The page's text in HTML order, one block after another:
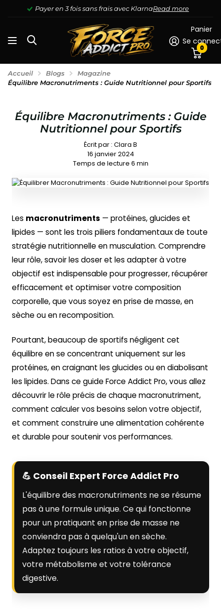
Payer en 3 fois sans frais avec KlarnaRead more
Se
Panier
0
Accueil Blogs
Magazine
Équilibre Macronutriments : Guide Nutritionnel pour Sportifs
Équilibre Macronutriments : Guide
Nutritionnel pour Sportifs
Écrit par : Clara B
16 janvier 2024
Temps de lecture 6 min
Les macronutriments — protéines, glucides et
lipides — sont les trois piliers fondamentaux de toute
stratégie nutritionnelle en musculation. Comprendre
leur rôle, savoir les doser et les adapter à votre
objectif est indispensable pour progresser, récupérer
efficacement et optimiser votre composition
corporelle, que vous soyez en prise de masse, en
sèche ou en recomposition.
Pourtant, beaucoup de sportifs négligent cet
équilibre en se concentrant uniquement sur les
protéines, en craignant les glucides ou en diabolisant
les lipides. Dans ce guide Force Addict Pro, vous allez
découvrir le rôle précis de chaque macronutriment,
comment calculer vos besoins selon votre objectif,
et comment construire une alimentation cohérente
et durable pour soutenir vos performances.
💪 Conseil Expert Force Addict Pro
L'équilibre des macronutriments ne se résume
pas à une formule unique. Ce qui fonctionne
pour un pratiquant en prise de masse ne
conviendra pas à quelqu'un en sèche.
Adaptez toujours les ratios à votre objectif,
votre métabolisme et votre tolérance
digestive.